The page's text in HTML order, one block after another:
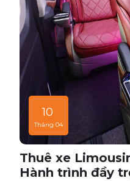
10
Tháng 04
Thuê xe
Hành trình đầy